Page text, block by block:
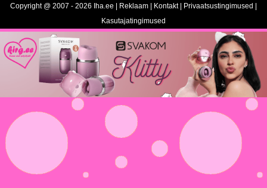
Copyright @ 2007 - 2026 Iha.ee | Reklaam Kontakt| Privaatsustingimused
Kasutajatingimused